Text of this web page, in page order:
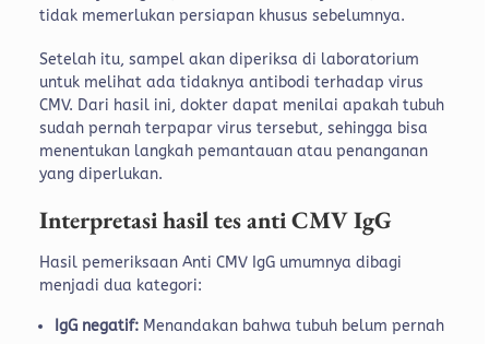
tidak memerlukan persiapan khusus sebelumnya.
Setelah itu, sampel akan diperiksa di laboratorium
untuk melihat ada tidaknya antibodi terhadap virus
CMV. Dari hasil ini, dokter dapat menilai apakah tubuh
sudah pernah terpapar virus tersebut, sehingga bisa
menentukan langkah pemantauan atau penanganan
yang diperlukan.
Interpretasi hasil tes anti CMV IgG
Hasil pemeriksaan Anti CMV IgG umumnya dibagi
menjadi dua kategori:
IgG negatif:Menandakan bahwa tubuh belum pernah